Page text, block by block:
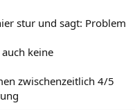
stur und sagt: Problem
keine
zwischenzeitlich 4/5